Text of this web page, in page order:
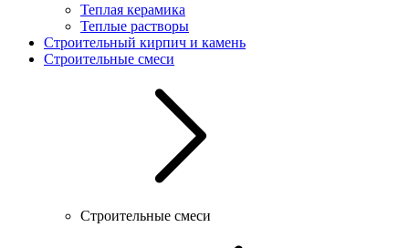
Теплая керамика
Теплые растворы
Строительный кирпич и камень
Строительные смеси
Строительные смеси